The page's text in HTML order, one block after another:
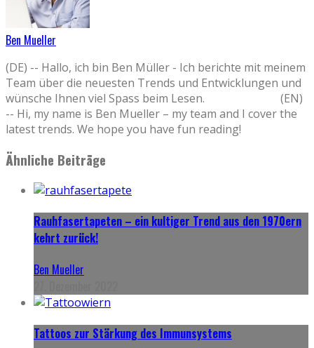
Ben Mueller
(DE) -- Hallo, ich bin Ben Müller - Ich berichte mit meinem
Team über die neuesten Trends und Entwicklungen und
wünsche Ihnen viel Spass beim Lesen. (EN)
-- Hi, my name is Ben Mueller – my team and I cover the
latest trends. We hope you have fun reading!
Ähnliche Beiträge
Rauhfasertapeten – ein kultiger Trend aus den 1970ern
kehrt zurück!
Ben Mueller
Tattoos zur Stärkung des Immunsystems